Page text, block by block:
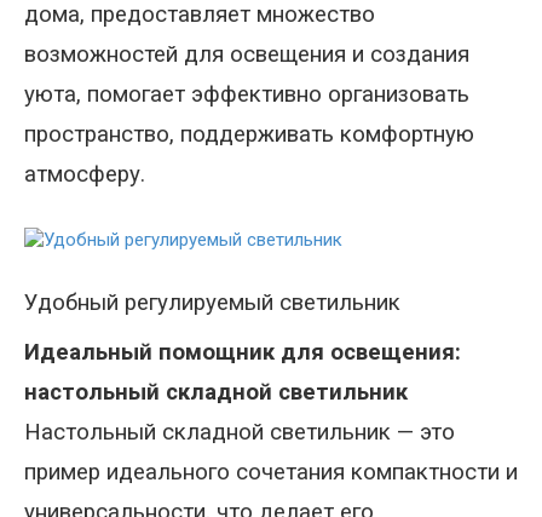
дома, предоставляет множество
возможностей для освещения и создания
уюта, помогает эффективно организовать
пространство, поддерживать комфортную
атмосферу.
Удобный регулируемый светильник
Идеальный помощник для освещения:
настольный складной светильник
Настольный складной светильник — это
пример идеального сочетания компактности и